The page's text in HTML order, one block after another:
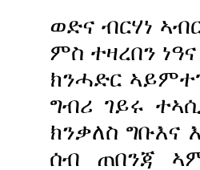
ወድና ብርሃነ
ምስ ተዛረበን
ክንሓድር
ግብሪ ገይሩ
ክንቃለስ ግቡእና
ሰብ ጠበንጃ